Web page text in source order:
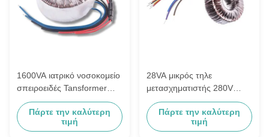
1600VA ιατρικό νοσοκομείο
σπειροειδές Tansformer
110VAC σε 50VAC/16A
Πάρτε την καλύτερη
τιμή
28VA μικρός τηλε
μετασχηματιστής 280V
απομόνωσης επικοινωνιών
σπειροειδής σε 22V/19.3V
Πάρτε την καλύτερη
τιμή